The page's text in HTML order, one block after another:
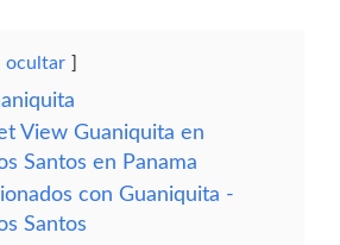
ocultar
View Guaniquita en
Santos en Panama
con Guaniquita -
Santos